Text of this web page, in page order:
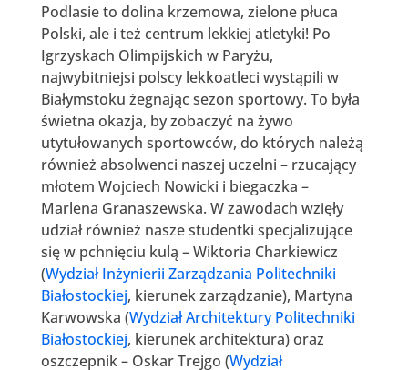
Podlasie to dolina krzemowa, zielone płuca
Polski, ale i też centrum lekkiej atletyki! Po
Igrzyskach Olimpijskich w Paryżu,
najwybitniejsi polscy lekkoatleci wystąpili w
Białymstoku żegnając sezon sportowy. To była
świetna okazja, by zobaczyć na żywo
utytułowanych sportowców, do których należą
również absolwenci naszej uczelni – rzucający
młotem Wojciech Nowicki i biegaczka –
Marlena Granaszewska. W zawodach wzięły
udział również nasze studentki specjalizujące
się w pchnięciu kulą – Wiktoria Charkiewicz
(Wydział Inżynierii Zarządzania Politechniki
Białostockiej, kierunek zarządzanie), Martyna
Karwowska (Wydział Architektury Politechniki
Białostockiej, kierunek architektura) oraz
oszczepnik – Oskar Trejgo (Wydział